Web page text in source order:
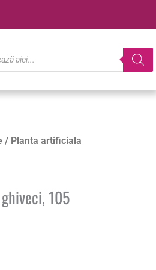
/ Planta artificiala
105